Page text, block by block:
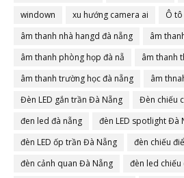
windown
xu hướng camera ai Ô tô
âm thanh nhà hangd đà nẵng
âm
âm thanh phòng họp đà nẵ
âm thanh
âm thanh trường học đà nẵng
âm
Đèn LED gắn trần Đà Nẵng
Đèn chiếu
đen led đà nẵng
đèn LED spotlight Đà
đèn LED ốp trần Đà Nẵng
đèn chiếu
đèn cảnh quan Đà Nẵng
đèn led